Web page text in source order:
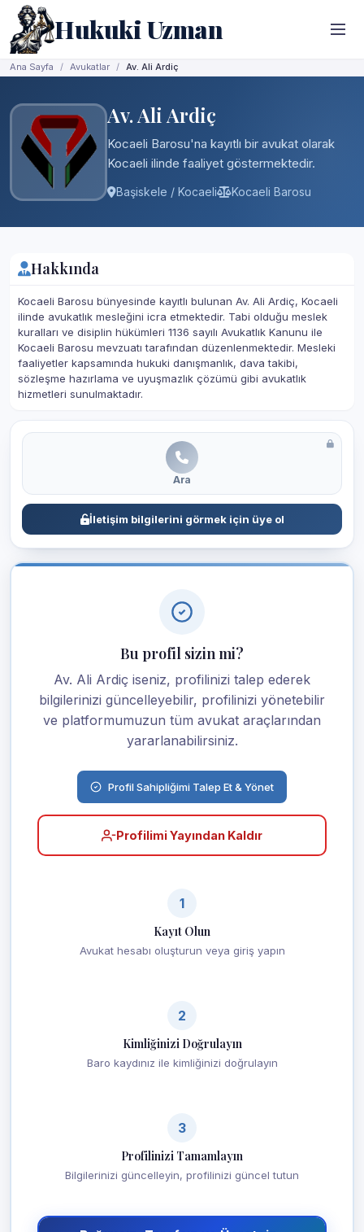
Hukuki Uzman
Ana Sayfa Avukatlar Av. Ali Ardiç
Av. Ali Ardiç
Kocaeli Barosu'na kayıtlı bir avukat olarak
Kocaeli ilinde faaliyet göstermektedir.
Başiskele / Kocaeli Kocaeli Barosu
Hakkında
Kocaeli Barosu bünyesinde kayıtlı bulunan Av. Ali Ardiç, Kocaeli
ilinde avukatlık mesleğini icra etmektedir. Tabi olduğu meslek
kuralları ve disiplin hükümleri 1136 sayılı Avukatlık Kanunu ile
Kocaeli Barosu mevzuatı tarafından düzenlenmektedir. Mesleki
faaliyetler kapsamında hukuki danışmanlık, dava takibi,
sözleşme hazırlama ve uyuşmazlık çözümü gibi avukatlık
hizmetleri sunulmaktadır.
Ara
İletişim bilgilerini görmek için üye ol
Bu profil sizin mi?
Av. Ali Ardiç iseniz, profilinizi talep ederek
bilgilerinizi güncelleyebilir, profilinizi yönetebilir
ve platformumuzun tüm avukat araçlarından
yararlanabilirsiniz.
Profil Sahipliğimi Talep Et & Yönet
Profilimi Yayından Kaldır
1
Kayıt Olun
Avukat hesabı oluşturun veya giriş yapın
2
Kimliğinizi Doğrulayın
Baro kaydınız ile kimliğinizi doğrulayın
3
Profilinizi Tamamlayın
Bilgilerinizi güncelleyin, profilinizi güncel tutun